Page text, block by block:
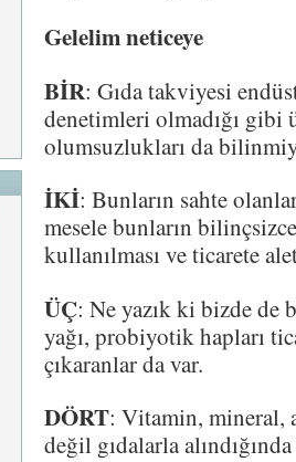
Gelelim neticeye
BİR: Gıda takviyesi
denetimleri olmadığı
olumsuzlukları da
İKİ: Bunların sahte
mesele bunların
kullanılması ve ticarete
ÜÇ: Ne yazık ki bizde de
yağı, probiyotik hapları
çıkaranlar da var.
DÖRT: Vitamin, mineral,
değil gıdalarla